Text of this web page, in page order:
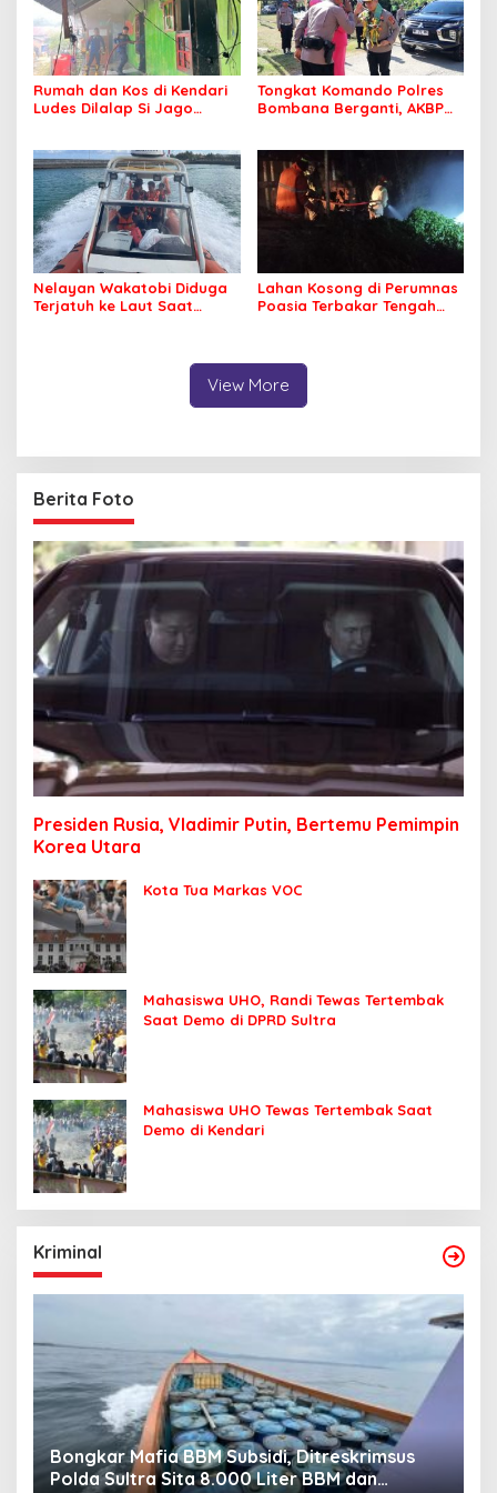
Rumah dan Kos di Kendari
Ludes Dilalap Si Jago
Tongkat Komando Polres
Bombana Berganti, AKBP
Nelayan Wakatobi Diduga
Terjatuh ke Laut Saat
Lahan Kosong di Perumnas
Poasia Terbakar Tengah
View More
Berita Foto
Presiden Rusia, Vladimir Putin, Bertemu Pemimpin
Korea Utara
Kota Tua Markas VOC
Mahasiswa UHO, Randi Tewas Tertembak
Saat Demo di DPRD Sultra
Mahasiswa UHO Tewas Tertembak Saat
Demo di Kendari
Kriminal
Bongkar Mafia BBM Subsidi, Ditreskrimsus
Polda Sultra Sita 8.000 Liter BBM dan